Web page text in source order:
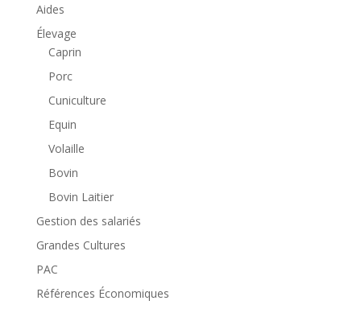
Aides
Élevage
Caprin
Porc
Cuniculture
Equin
Volaille
Bovin
Bovin Laitier
Gestion des salariés
Grandes Cultures
PAC
Références Économiques